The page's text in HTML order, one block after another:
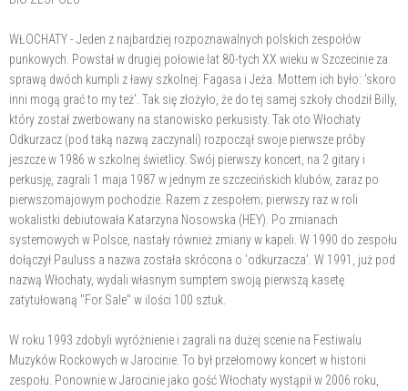
WŁOCHATY - Jeden z najbardziej rozpoznawalnych polskich zespołów
punkowych. Powstał w drugiej połowie lat 80-tych XX wieku w Szczecinie za
sprawą dwóch kumpli z ławy szkolnej: Fagasa i Jeża. Mottem ich było: 'skoro
inni mogą grać to my też'. Tak się złożyło, że do tej samej szkoły chodził Billy,
który został zwerbowany na stanowisko perkusisty. Tak oto Włochaty
Odkurzacz (pod taką nazwą zaczynali) rozpoczął swoje pierwsze próby
jeszcze w 1986 w szkolnej świetlicy. Swój pierwszy koncert, na 2 gitary i
perkusję, zagrali 1 maja 1987 w jednym ze szczecińskich klubów, zaraz po
pierwszomajowym pochodzie. Razem z zespołem; pierwszy raz w roli
wokalistki debiutowała Katarzyna Nosowska (HEY). Po zmianach
systemowych w Polsce, nastały również zmiany w kapeli. W 1990 do zespołu
dołączył Pauluss a nazwa została skrócona o 'odkurzacza'. W 1991, już pod
nazwą Włochaty, wydali własnym sumptem swoją pierwszą kasetę
zatytułowaną "For Sale" w ilości 100 sztuk.
W roku 1993 zdobyli wyróżnienie i zagrali na dużej scenie na Festiwalu
Muzyków Rockowych w Jarocinie. To był przełomowy koncert w historii
zespołu. Ponownie w Jarocinie jako gość Włochaty wystąpił w 2006 roku,